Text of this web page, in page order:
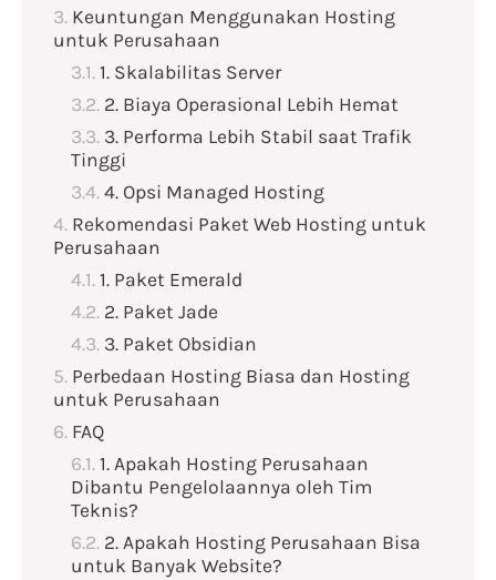
Keuntungan Menggunakan Hosting
untuk Perusahaan
1. Skalabilitas Server
2. Biaya Operasional Lebih Hemat
3. Performa Lebih Stabil saat Trafik
Tinggi
4. Opsi Managed Hosting
Rekomendasi Paket Web Hosting untuk
Perusahaan
1. Paket Emerald
2. Paket Jade
3. Paket Obsidian
Perbedaan Hosting Biasa dan Hosting
untuk Perusahaan
FAQ
1. Apakah Hosting Perusahaan
Dibantu Pengelolaannya oleh Tim
Teknis?
2. Apakah Hosting Perusahaan Bisa
untuk Banyak Website?